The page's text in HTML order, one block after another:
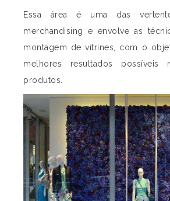
Essa área é uma das
merchandising e envolve as
montagem de vitrines, com o
melhores resultados possíveis
produtos.